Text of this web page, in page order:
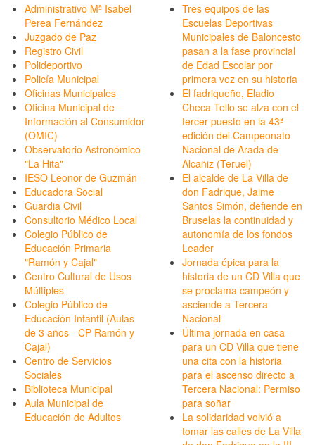
Administrativo Mª Isabel
Perea Fernández
Juzgado de Paz
Registro Civil
Polideportivo
Policía Municipal
Oficinas Municipales
Oficina Municipal de
Información al Consumidor
(OMIC)
Observatorio Astronómico
"La Hita"
IESO Leonor de Guzmán
Educadora Social
Guardia Civil
Consultorio Médico Local
Colegio Público de
Educación Primaria
"Ramón y Cajal"
Centro Cultural de Usos
Múltiples
Colegio Público de
Educación Infantil (Aulas
de 3 años - CP Ramón y
Cajal)
Centro de Servicios
Sociales
Biblioteca Municipal
Aula Municipal de
Educación de Adultos
Tres equipos de las
Escuelas Deportivas
Municipales de Baloncesto
pasan a la fase provincial
de Edad Escolar por
primera vez en su historia
El fadriqueño, Eladio
Checa Tello se alza con el
tercer puesto en la 43ª
edición del Campeonato
Nacional de Arada de
Alcañiz (Teruel)
El alcalde de La Villa de
don Fadrique, Jaime
Santos Simón, defiende en
Bruselas la continuidad y
autonomía de los fondos
Leader
Jornada épica para la
historia de un CD Villa que
se proclama campeón y
asciende a Tercera
Nacional
Última jornada en casa
para un CD Villa que tiene
una cita con la historia
para el ascenso directo a
Tercera Nacional: Permiso
para soñar
La solidaridad volvió a
tomar las calles de La Villa